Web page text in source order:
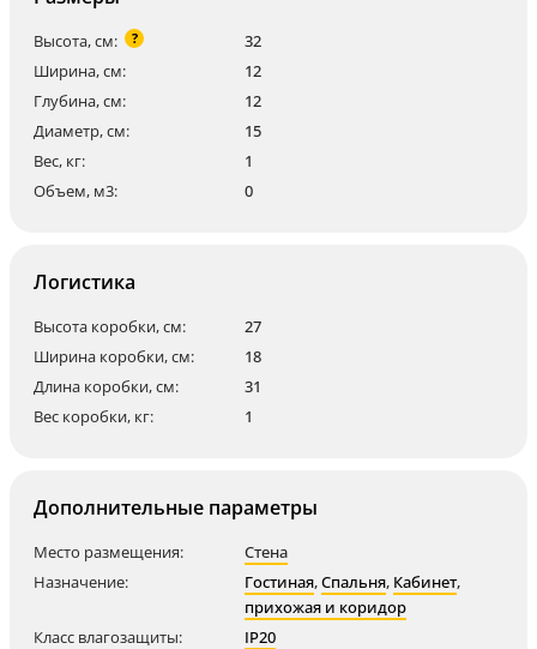
Высота, см: ?
32
Ширина, см:
12
Глубина, см:
12
Диаметр, см:
15
Вес, кг:
1
Объем, м3:
0
Логистика
Высота коробки, см:
27
Ширина коробки, см:
18
Длина коробки, см:
31
Вес коробки, кг:
1
Дополнительные параметры
Место размещения:
Стена
Назначение:
Гостиная,Спальня, Кабинет,
прихожая и коридор
Класс влагозащиты:
IP20